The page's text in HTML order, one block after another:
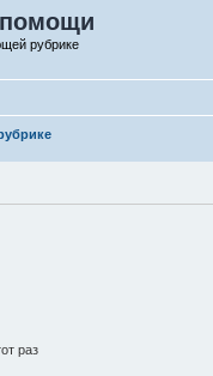
рубрике
раз